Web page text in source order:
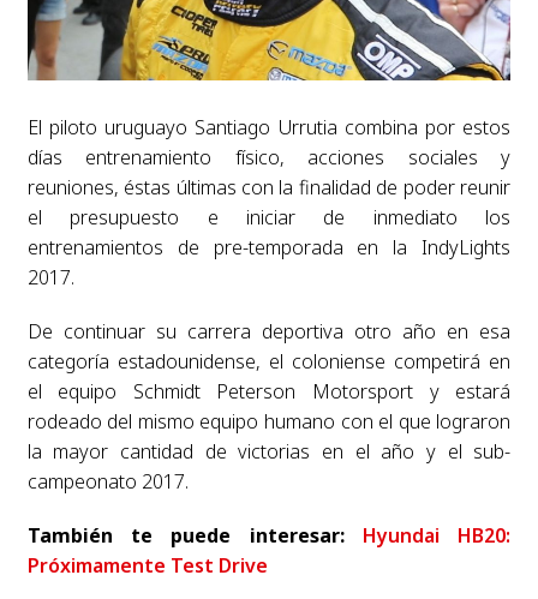
El piloto uruguayo Santiago Urrutia combina por estos
días entrenamiento físico, acciones sociales y
reuniones, éstas últimas con la finalidad de poder reunir
el presupuesto e iniciar de inmediato los
entrenamientos de pre-temporada en la IndyLights
2017.
De continuar su carrera deportiva otro año en esa
categoría estadounidense, el coloniense competirá en
el equipo Schmidt Peterson Motorsport y estará
rodeado del mismo equipo humano con el que lograron
la mayor cantidad de victorias en el año y el sub-
campeonato 2017.
También te puede interesar: Hyundai HB20:
Próximamente Test Drive